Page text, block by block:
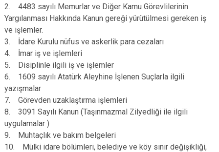
2. 4483 sayılı Memurlar ve Diğer Kamu Görevlilerinin
Yargılanması Hakkında Kanun gereği yürütülmesi gereken iş
ve işlemler.
3. İdare Kurulu nüfus ve askerlik para cezaları
4. İmar iş ve işlemleri
5. Disiplinle ilgili iş ve işlemler
6. 1609 sayılı Atatürk Aleyhine İşlenen Suçlarla ilgili
yazışmalar
7. Görevden uzaklaştırma işlemleri
8. 3091 Sayılı Kanun (Taşınmazmal Zilyedliği ile ilgili
uygulamalar )
9. Muhtaçlık ve bakım belgeleri
10. Mülki idare bölümleri, belediye ve köy sınır değişikliği,